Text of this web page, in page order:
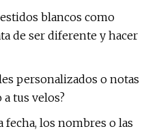
blancos como
de ser diferente y hacer
personalizados o notas
tus velos?
los nombres o las